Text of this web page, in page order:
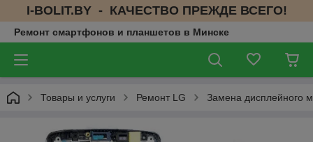
I-BOLIT.BY - КАЧЕСТВО ПРЕЖДЕ ВСЕГО!
Ремонт смартфонов и планшетов в Минске
Товары и услуги Ремонт LG Замена дисплейного